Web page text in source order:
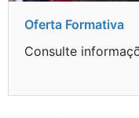
Oferta Formativa
Consulte